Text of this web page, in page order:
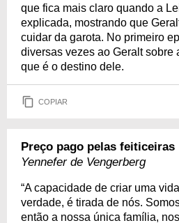
que fica mais claro quando a
explicada, mostrando que
cuidar da garota. No primeiro
diversas vezes ao Geralt sobre
que é o destino dele.
COPIAR
Preço pago pelas feiticeiras
Yennefer de Vengerberg
“A capacidade de criar uma
verdade, é tirada de nós.
então a nossa única família,